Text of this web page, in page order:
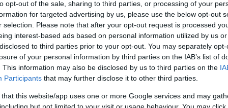
opt-out of the sale, sharing to third parties, or processing of your
for targeted advertising by us, please use the below opt-out
selection. Please note that after your opt-out request is processed
interest-based ads based on personal information utilized by us
to third parties prior to your opt-out. You may separately
of your personal information by third parties on the IAB’s list of
This information may also be disclosed by us to third parties on the
Participants that may further disclose it to other third parties.
that this website/app uses one or more Google services and may
belépni az MBH Bank
HI Hraskó István